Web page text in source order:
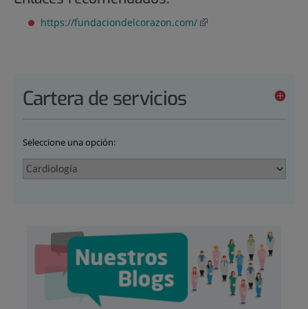
https://fundaciondelcorazon.com/
Cartera de servicios
Seleccione una opción: